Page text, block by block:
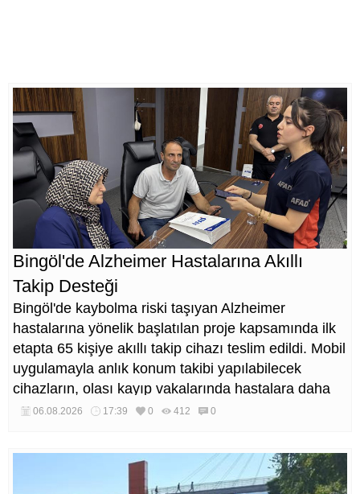
Bingöl'de Alzheimer Hastalarına Akıllı
Takip Desteği
Bingöl'de kaybolma riski taşıyan Alzheimer
hastalarına yönelik başlatılan proje kapsamında ilk
etapta 65 kişiye akıllı takip cihazı teslim edildi. Mobil
uygulamayla anlık konum takibi yapılabilecek
cihazların, olası kayıp vakalarında hastalara daha
kısa sürede ulaşılmasını sağlaması hedefleniyor.
06.08.2026 17:39 0 412 0